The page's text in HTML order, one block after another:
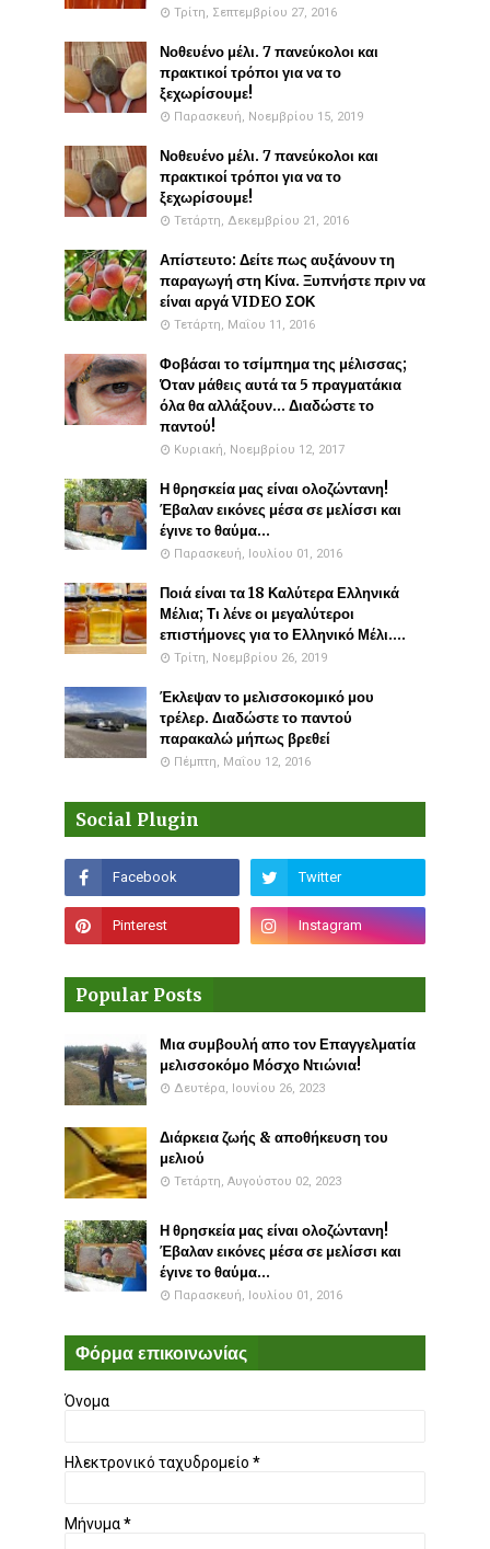
Τρίτη, Σεπτεμβρίου 27, 2016
Νοθευένο μέλι. 7 πανεύκολοι και
πρακτικοί τρόποι για να το
ξεχωρίσουμε!
Παρασκευή, Νοεμβρίου 15, 2019
Νοθευένο μέλι. 7 πανεύκολοι και
πρακτικοί τρόποι για να το
ξεχωρίσουμε!
Τετάρτη, Δεκεμβρίου 21, 2016
Απίστευτο: Δείτε πως αυξάνουν τη
παραγωγή στη Κίνα. Ξυπνήστε πριν να
είναι αργά VIDEO ΣΟΚ
Τετάρτη, Μαΐου 11, 2016
Φοβάσαι το τσίμπημα της μέλισσας;
Όταν μάθεις αυτά τα 5 πραγματάκια
όλα θα αλλάξουν... Διαδώστε το
παντού!
Κυριακή, Νοεμβρίου 12, 2017
Η θρησκεία μας είναι ολοζώντανη!
Έβαλαν εικόνες μέσα σε μελίσσι και
έγινε το θαύμα...
Παρασκευή, Ιουλίου 01, 2016
Ποιά είναι τα 18 Καλύτερα Ελληνικά
Μέλια; Τι λένε οι μεγαλύτεροι
επιστήμονες για το Ελληνικό Μέλι....
Τρίτη, Νοεμβρίου 26, 2019
Έκλεψαν το μελισσοκομικό μου
τρέλερ. Διαδώστε το παντού
παρακαλώ μήπως βρεθεί
Πέμπτη, Μαΐου 12, 2016
Social Plugin
Popular Posts
Μια συμβουλή απο τον Επαγγελματία
μελισσοκόμο Μόσχο Ντιώνια!
Δευτέρα, Ιουνίου 26, 2023
Διάρκεια ζωής & αποθήκευση του
μελιού
Τετάρτη, Αυγούστου 02, 2023
Η θρησκεία μας είναι ολοζώντανη!
Έβαλαν εικόνες μέσα σε μελίσσι και
έγινε το θαύμα...
Παρασκευή, Ιουλίου 01, 2016
Φόρμα επικοινωνίας
Όνομα
Ηλεκτρονικό ταχυδρομείο *
Μήνυμα*